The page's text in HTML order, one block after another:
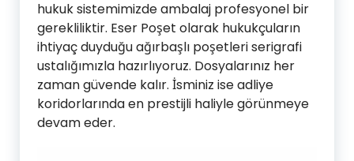
hukuk sistemimizde ambalaj profesyonel bir
gerekliliktir. Eser Poşet olarak hukukçuların
ihtiyaç duyduğu ağırbaşlı poşetleri serigrafi
ustalığımızla hazırlıyoruz. Dosyalarınız her
zaman güvende kalır. İsminiz ise adliye
koridorlarında en prestijli haliyle görünmeye
devam eder.